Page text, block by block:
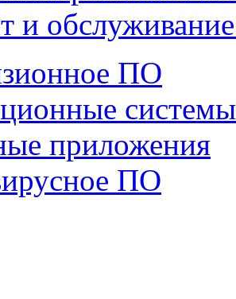
и
ПО
системы
приложения
ПО